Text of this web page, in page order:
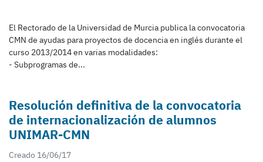
El Rectorado de la Universidad de Murcia publica la convocatoria
CMN de ayudas para proyectos de docencia en inglés durante el
curso 2013/2014 en varias modalidades:
- Subprogramas de...
Resolución definitiva de la convocatoria
de internacionalización de alumnos
UNIMAR-CMN
Creado 16/06/17